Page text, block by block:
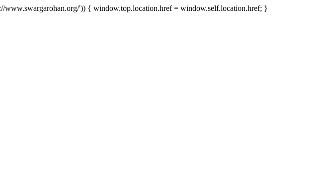
')) { window.top.location.href = window.self.location.href; }